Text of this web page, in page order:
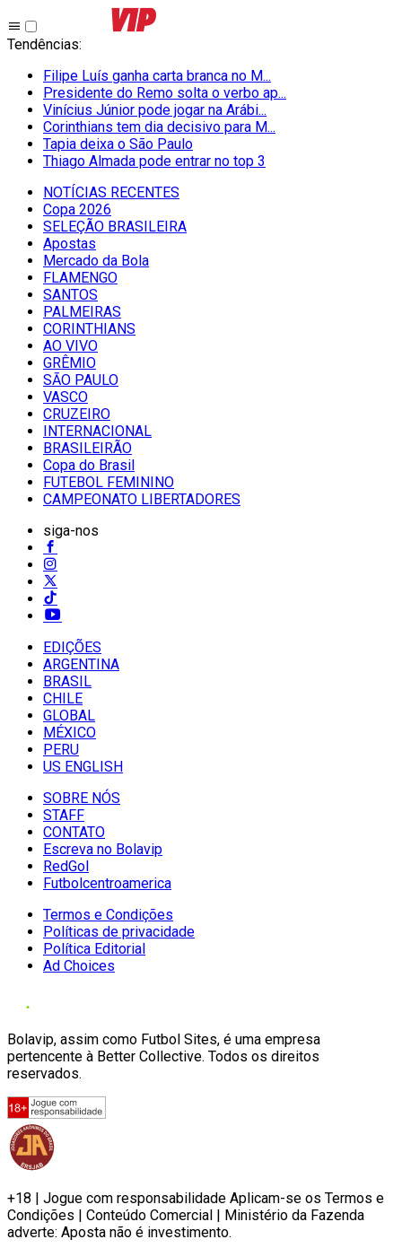
Tendências:
Filipe Luís ganha carta branca no M...
Presidente do Remo solta o verbo ap...
Vinícius Júnior pode jogar na Arábi...
Corinthians tem dia decisivo para M...
Tapia deixa o São Paulo
Thiago Almada pode entrar no top 3
NOTÍCIAS RECENTES
Copa 2026
SELEÇÃO BRASILEIRA
Apostas
Mercado da Bola
FLAMENGO
SANTOS
PALMEIRAS
CORINTHIANS
AO VIVO
GRÊMIO
SĀO PAULO
VASCO
CRUZEIRO
INTERNACIONAL
BRASILEIRÃO
Copa do Brasil
FUTEBOL FEMININO
CAMPEONATO LIBERTADORES
siga-nos
EDIÇÕES
ARGENTINA
BRASIL
CHILE
GLOBAL
MÉXICO
PERU
US ENGLISH
SOBRE NÓS
STAFF
CONTATO
Escreva no Bolavip
RedGol
Futbolcentroamerica
Termos e Condições
Políticas de privacidade
Política Editorial
Ad Choices
Bolavip, assim como Futbol Sites, é uma empresa
pertencente à Better Collective. Todos os direitos
reservados.
+18 | Jogue com responsabilidade Aplicam-se os Termos e
Condições | Conteúdo Comercial | Ministério da Fazenda
adverte: Aposta não é investimento.